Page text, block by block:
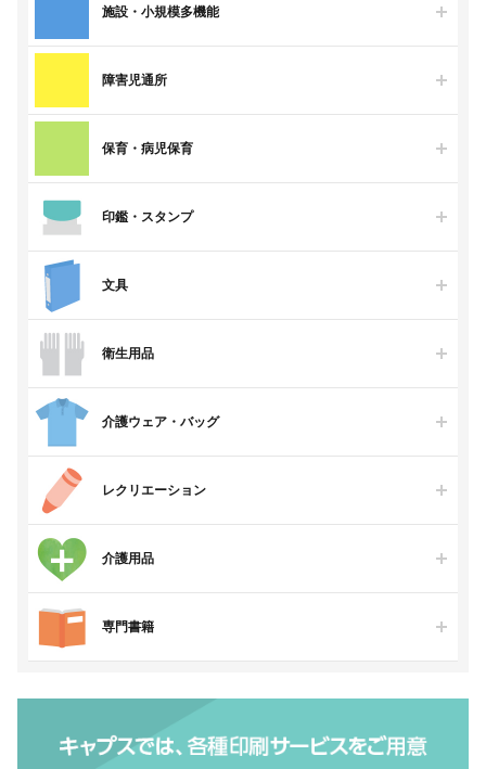
施設・小規模多機能
障害児通所
保育・病児保育
印鑑・スタンプ
文具
衛生用品
介護ウェア・バッグ
レクリエーション
介護用品
専門書籍